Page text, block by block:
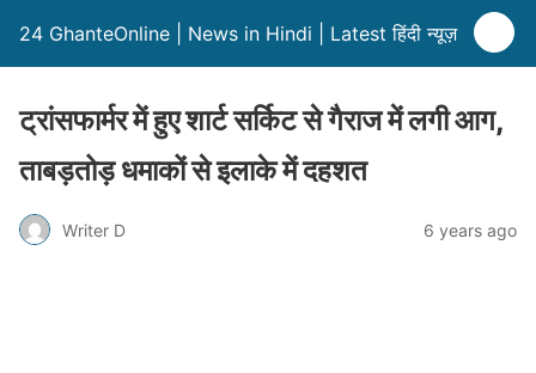
24 GhanteOnline | News in Hindi | Latest हिंदी न्यूज़
ट्रांसफार्मर में हुए शार्ट सर्किट से गैराज में लगी आग,
ताबड़तोड़ धमाकों से इलाके में दहशत
Writer D 6 years ago